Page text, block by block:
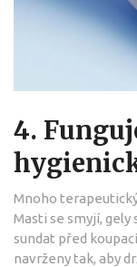
4.
Mnoho
Masti se smyjí,
sundat před
navrženy tak, aby